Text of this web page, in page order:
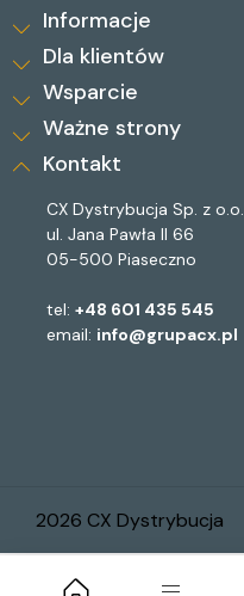
Informacje
Dla klientów
Wsparcie
Ważne strony
Kontakt
CX Dystrybucja Sp. z o.o.
ul. Jana Pawła II 66
05-500 Piaseczno
tel: +48 601 435 545
email: info@grupacx.pl
2026 CX Dystrybucja